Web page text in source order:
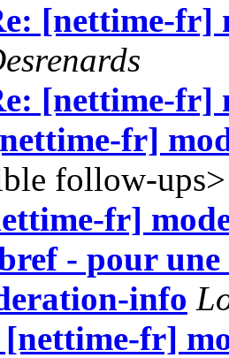
[nettime-fr]
[nettime-fr]
fr]
follow-ups>
fr]
- pour
info
[nettime-fr]